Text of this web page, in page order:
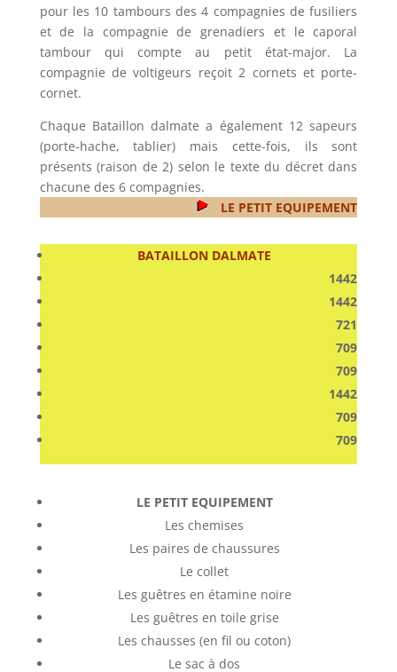
pour les 10 tambours des 4 compagnies de fusiliers
et de la compagnie de grenadiers et le caporal
tambour qui compte au petit état-major. La
compagnie de voltigeurs reçoit 2 cornets et porte-
cornet.
Chaque Bataillon dalmate a également 12 sapeurs
(porte-hache, tablier) mais cette-fois, ils sont
présents (raison de 2) selon le texte du décret dans
chacune des 6 compagnies.
LE PETIT EQUIPEMENT
BATAILLON DALMATE
1442
1442
721
709
709
1442
709
709
LE PETIT EQUIPEMENT
Les chemises
Les paires de chaussures
Le collet
Les guêtres en étamine noire
Les guêtres en toile grise
Les chausses (en fil ou coton)
Le sac à dos